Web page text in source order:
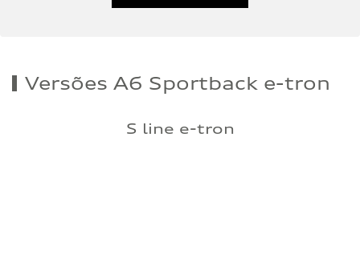
Versões A6 Sportback e-tron
S line e-tron